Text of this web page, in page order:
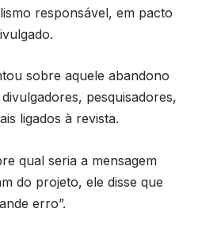
responsável, em pacto
sobre aquele abandono
pesquisadores,
ligados à revista.
qual seria a mensagem
do projeto, ele disse que
erro”.